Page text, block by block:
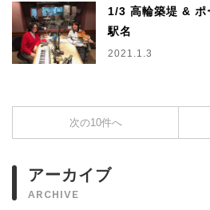
1/3 高輪築堤 & ポ
駅名
2021.1.3
次の10件へ
アーカイブ
ARCHIVE